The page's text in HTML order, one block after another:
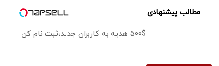
مطالب پیشنهادی
500$ هدیه به کاربران جدید،ثبت نام کن